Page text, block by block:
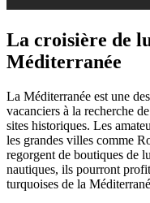
La croisière de
Méditerranée
La Méditerranée est une
vacanciers à la recherche
sites historiques. Les
les grandes villes comme
regorgent de boutiques de
nautiques, ils pourront
turquoises de la